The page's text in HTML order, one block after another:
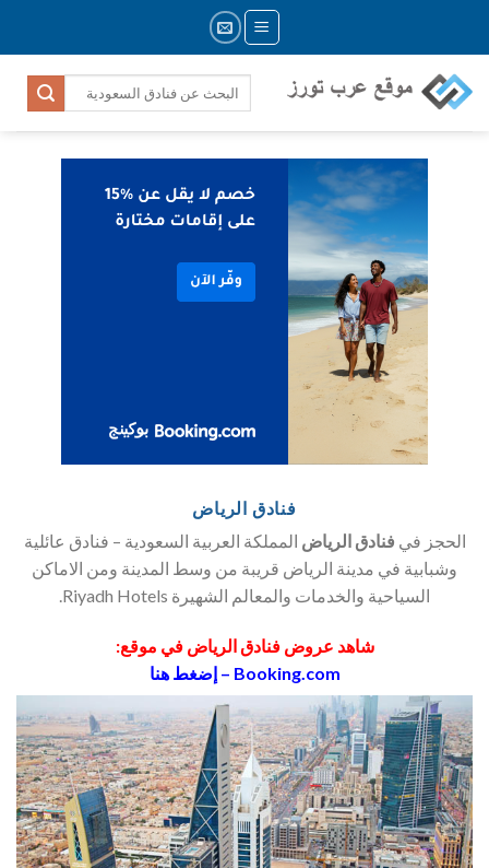
content
فنادق الرياض
الحجز في فنادق الرياض المملكة العربية السعودية – فنادق عائلية
وشبابية في مدينة الرياض قريبة من وسط المدينة ومن الاماكن
السياحية والخدمات والمعالم الشهيرة Riyadh Hotels.
شاهد عروض فنادق الرياض في موقع:
Booking.com – إضغط هنا